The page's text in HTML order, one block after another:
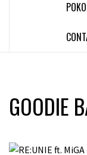
GOODIE